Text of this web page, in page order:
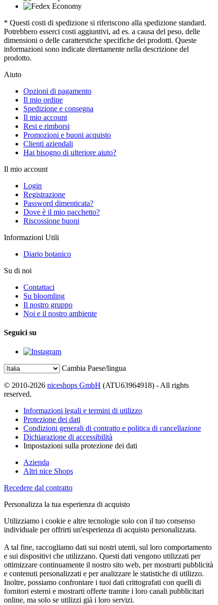
* Questi costi di spedizione si riferiscono alla spedizione standard.
Potrebbero esserci costi aggiuntivi, ad es. a causa del peso, delle
dimensioni o delle caratterstiche specifiche dei prodotti. Queste
informazioni sono indicate direttamente nella descrizione del
prodotto.
Aiuto
Opzioni di pagamento
Il mio ordine
Spedizione e consegna
Il mio account
Resi e rimborsi
Promozioni e buoni acquisto
Clienti aziendali
Hai bisogno di ulteriore aiuto?
Il mio account
Login
Registrazione
Password dimenticata?
Dove è il mio pacchetto?
Riscossione buoni
Informazioni Utili
Diario botanico
Su di noi
Contattaci
Su bloomling
Il nostro gruppo
Noi e il nostro ambiente
Seguici su
Cambia Paese/lingua
© 2010-2026 niceshops GmbH (ATU63964918) - All rights
reserved.
Informazioni legali e termini di utilizzo
Protezione dei dati
Condizioni generali di contratto e politica di cancellazione
Dichiarazione di accessibilità
Impostazioni sulla protezione dei dati
Azienda
Altri nice Shops
Recedere dal contratto
Personalizza la tua esperienza di acquisto
Utilizziamo i cookie e altre tecnologie solo con il tuo consenso
individuale per offrirti un'esperienza di acquisto personalizzata.
A tal fine, raccogliamo dati sui nostri utenti, sul loro comportamento
e sui dispositivi che utilizzano. Questi dati vengono utilizzati per
ottimizzare continuamente il nostro sito web, per mostrarti pubblicità
e contenuti personalizzati e per analizzare le statistiche di utilizzo.
Inoltre, possiamo confrontare i tuoi dati crittografati con quelli di
fornitori esterni e mostrarti offerte tramite i loro canali pubblicitari
online, ma solo se utilizzi già i loro servizi.